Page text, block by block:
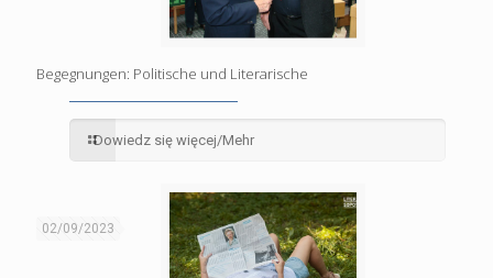
Begegnungen: Politische und Literarische
Dowiedz się więcej/Mehr
02/09/2023